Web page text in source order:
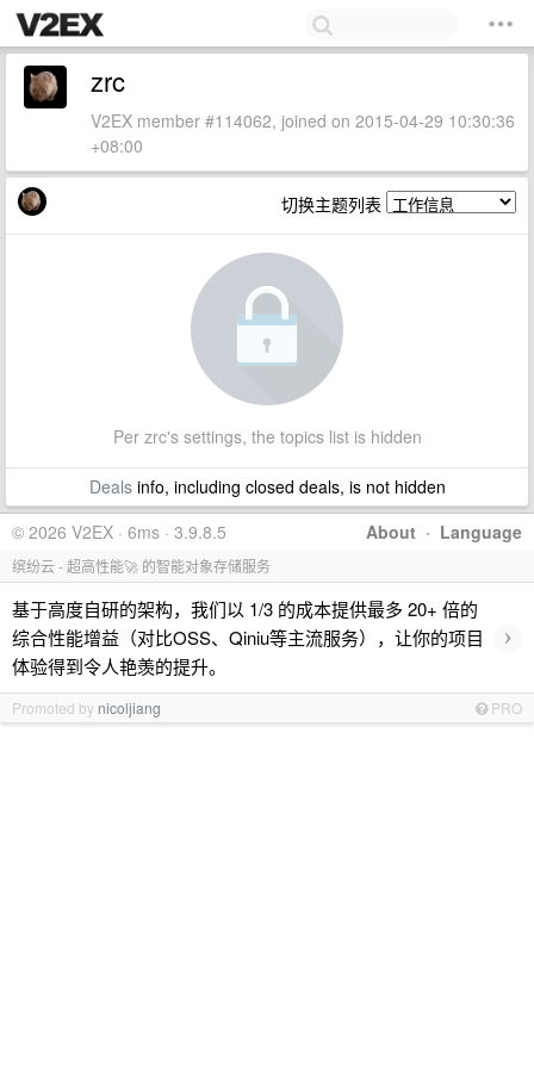
zrc
V2EX member #114062, joined on 2015-04-29 10:30:36
+08:00
切换主题列表
Per zrc's settings, the topics list is hidden
Dealsinfo, including closed deals, is not hidden
About · Language
© 2026 V2EX · 6ms · 3.9.8.5
缤纷云 - 超高性能🚀 的智能对象存储服务
基于高度自研的架构，我们以 1/3 的成本提供最多 20+ 倍的
综合性能增益（对比OSS、Qiniu等主流服务），让你的项目
体验得到令人艳羡的提升。
›
Promoted by nicoljiang PRO